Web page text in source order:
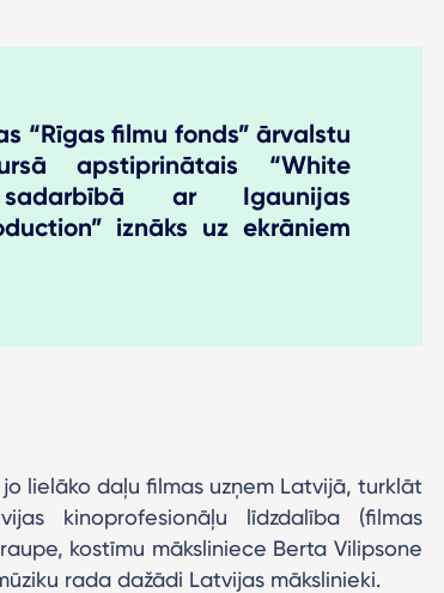
“Rīgas filmu fonds” ārvalstu
apstiprinātais “White
ar Igaunijas
iznāks uz ekrāniem
lielāko daļu filmas uzņem Latvijā, turklāt
kinoprofesionāļu līdzdalība (filmas
kostīmu māksliniece Berta Vilipsone
rada dažādi Latvijas mākslinieki.